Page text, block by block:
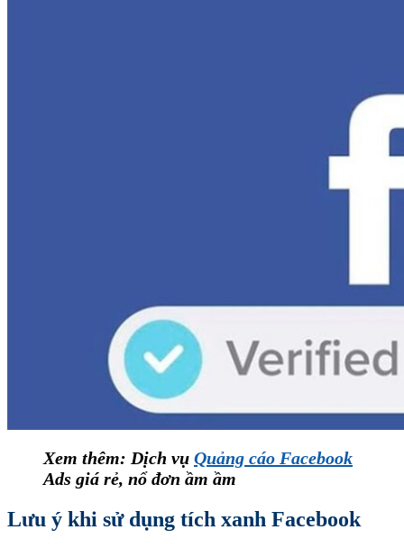
Xem thêm: Dịch vụ Quảng cáo Facebook
Ads giá rẻ, nổ đơn ầm ầm
Lưu ý khi sử dụng tích xanh Facebook